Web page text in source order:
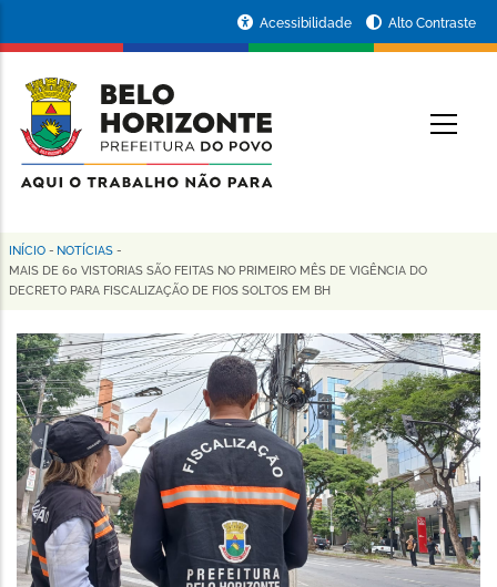
conteúdo
principal
da
Prefeitura
de
Horizonte
Acessibilidade Alto Contraste
Trilha
de
navegação
INÍCIO - NOTÍCIAS -
MAIS DE 60 VISTORIAS SÃO FEITAS NO PRIMEIRO MÊS DE VIGÊNCIA DO
DECRETO PARA FISCALIZAÇÃO DE FIOS SOLTOS EM BH